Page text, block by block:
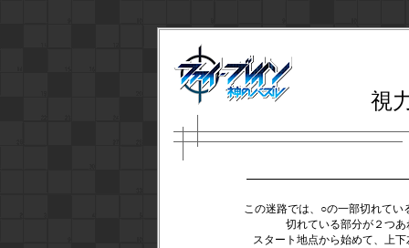
視
この迷路では、○の一部切れて
切れている部分が２つ
スタート地点から始めて、上